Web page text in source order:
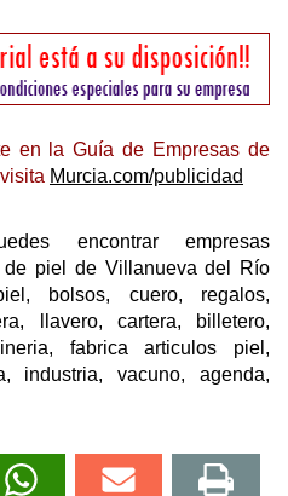
en la Guía de Empresas de
Murcia.com/publicidad
encontrar empresas
de piel de Villanueva del Río
bolsos, cuero, regalos,
llavero, cartera, billetero,
fabrica articulos piel,
industria, vacuno, agenda,